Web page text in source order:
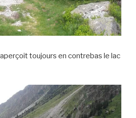
toujours en contrebas le lac